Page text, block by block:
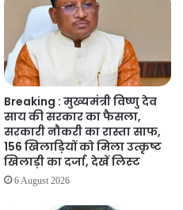
Breaking : मुख्यमंत्री विष्णु देव
साय की सरकार का फैसला,
सरकारी नौकरी का रास्ता साफ,
156 खिलाड़ियों को मिला उत्कृष्ट
खिलाड़ी का दर्जा, देखें लिस्‍ट
6 August 2026